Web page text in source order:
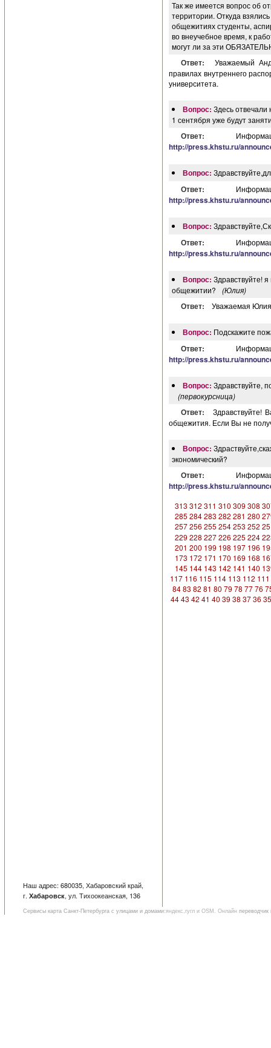
Наш адрес: 680035, Хабаровский край,
г. Хабаровск, ул. Тихоокеанская, 136
Так же имеется вопрос об
территории. Откуда
общежитиях студенты,
во внеучебное время, к
могут ли за эти
Ответ:
Уважаемый
правилах внутреннего
университета.
Вопрос: Здесь отвечали
1 сентября уже будут
Ответ:
http://press.khstu.ru/
Вопрос:
Ответ:
http://press.khstu.ru/
Вопрос:
Ответ:
http://press.khstu.ru/
Вопрос: Здравствуйте!
общежитии?
(Юлия)
Ответ: Уважаемая
Вопрос: Подскажите
Ответ:
http://press.khstu.ru/
Вопрос: Здравствуйте,
(первокурсница)
Ответ:
Здравствуйте!
общежития. Если Вы не
Вопрос:
экономический?
Ответ:
http://press.khstu.ru/
313 312 311 310 309 308
285 284 283 282 281 280
257 256 255 254 253 252
229 228 227 226 225 224
201 200 199 198 197 196
173 172 171 170 169 168
145 144 143 142 141 140
117 116 115 114 113 112 111
84 83 82 81 80 79 78 77 76
4443 42 41 40 39 38 3736 35
Сервисы карта Санкт-Петербурга с улицами и домами:яндекс,гугл и OSM. Онлайн переводчик